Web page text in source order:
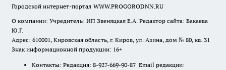
Городской интернет-портал WWW.PROGORODNN.RU
О компании: Учредитель: ИП Звеняцкая Е.А. Редактор сайта: Бакаева
Ю.Г.
Адрес: 610001, Кировская область, г. Киров, ул. Азина, дом № 80, кв. 31
Знак информационной продукции: 16+
Контакты: Редакция: 8-927-669-90-87 Email редакции: